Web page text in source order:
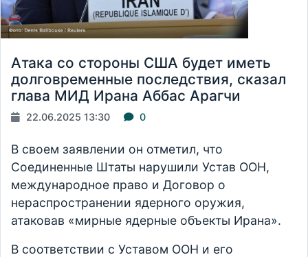
Атака со стороны США будет иметь
долговременные последствия, сказал
глава МИД Ирана Аббас Арагчи
22.06.2025 13:30 0
В своем заявлении он отметил, что
Соединенные Штаты нарушили Устав ООН,
международное право и Договор о
нераспространении ядерного оружия,
атаковав «мирные ядерные объекты Ирана».
В соответствии с Уставом ООН и его